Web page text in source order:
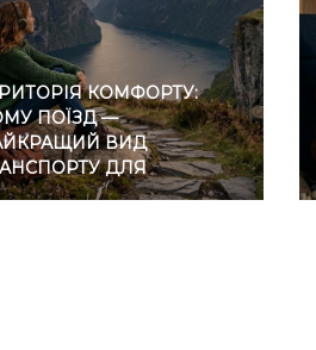
КОМФОРТУ:
ПОЇЗД —
ВИД
ДЛЯ